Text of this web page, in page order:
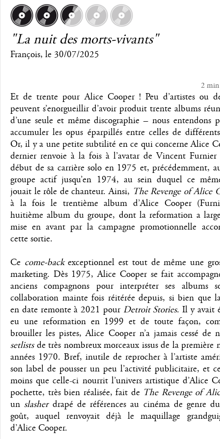
"La nuit des morts-vivants"
François, le 30/07/2025
2 min
Et de trente pour Alice Cooper ! Peu d’artistes ou
peuvent s’enorgueillir d’avoir produit trente albums
d’une seule et même discographie – nous entendons
accumuler les opus éparpillés entre celles de
Or, il y a une petite subtilité en ce qui concerne Alice
dernier renvoie à la fois à l’avatar de Vincent Furnier
début de sa carrière solo en 1975 et, précédemment,
groupe actif jusqu’en 1974, au sein duquel ce
jouait le rôle de chanteur. Ainsi, The Revenge of Alice
à la fois le trentième album d’Alice Cooper
huitième album du groupe, dont la reformation a
mise en avant par la campagne promotionnelle
cette sortie.
Ce come-backexceptionnel est tout de même une
marketing. Dès 1975, Alice Cooper se fait
anciens compagnons pour interpréter ses albums
collaboration mainte fois réitérée depuis, si bien que
en date remonte à 2021 pour Detroit Stories. Il y avait
eu une reformation en 1999 et de toute façon,
brouiller les pistes, Alice Cooper n’a jamais cessé de
setlistsde très nombreux morceaux issus de la première
années 1970. Bref, inutile de reprocher à l’artiste
son label de pousser un peu l’activité publicitaire, et
moins que celle-ci nourrit l’univers artistique d’Alice
pochette, très bien réalisée, fait de The Revenge of
unslasherdrapé de références au cinéma de genre
goût, auquel renvoyait déjà le maquillage
d’Alice Cooper.